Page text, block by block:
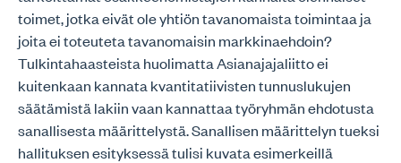
toimet, jotka eivät ole yhtiön tavanomaista toimintaa ja
joita ei toteuteta tavanomaisin markkinaehdoin?
Tulkintahaasteista huolimatta Asianajajaliitto ei
kuitenkaan kannata kvantitatiivisten tunnuslukujen
säätämistä lakiin vaan kannattaa työryhmän ehdotusta
sanallisesta määrittelystä. Sanallisen määrittelyn tueksi
hallituksen esityksessä tulisi kuvata esimerkeillä